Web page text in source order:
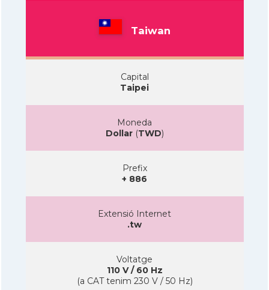
Taiwan
Capital
Taipei
Moneda
Dollar(TWD)
Prefix
+ 886
Extensió Internet
.tw
Voltatge
110 V / 60 Hz
(a CAT tenim 230 V / 50 Hz)